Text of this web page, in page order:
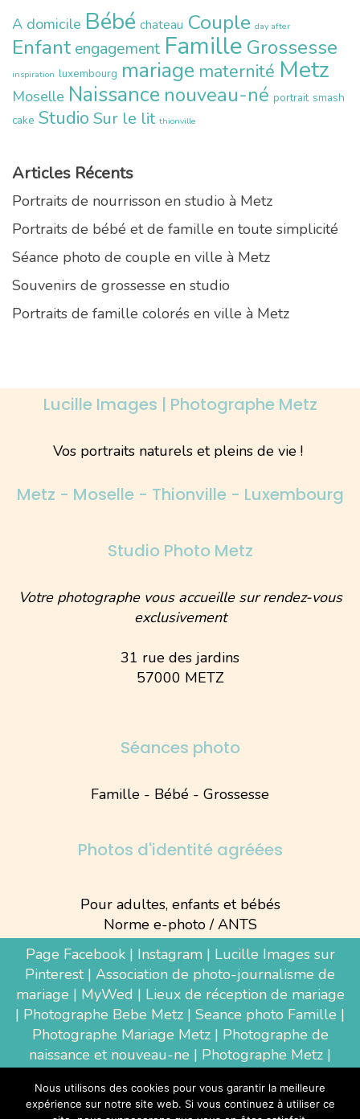
A domicile Bébé chateau Couple day after
Enfant engagement Famille Grossesse
inspiration luxembourg mariage maternité Metz
Moselle Naissance nouveau-né portrait smash
cake Studio Sur le lit thionville
Articles Récents
Portraits de nourrisson en studio à Metz
Portraits de bébé et de famille en toute simplicité
Séance photo de couple en ville à Metz
Souvenirs de grossesse en studio
Portraits de famille colorés en ville à Metz
Lucille Images | Photographe Metz
Vos portraits naturels et pleins de vie !
Metz - Moselle - Thionville - Luxembourg
Studio Photo Metz
Votre photographe vous accueille sur rendez-vous
exclusivement
31 rue des jardins
57000 METZ
Séances photo
Famille - Bébé - Grossesse
Photos d'identité agréées
Pour adultes, enfants et bébés
Norme e-photo / ANTS
Page Facebook| Instagram| Lucille Images sur
Pinterest| Association de photo-journalisme de
mariage | MyWed | Lieux de réception de mariage
| Photographe Bebe Metz | Seance photo Famille |
Photographe Mariage Metz| Photographe de
naissance et nouveau-ne | Photographe Metz |
Luxembourg|Photographe Thionville|
Photographe d'entreprise Metz
Nous utilisons des cookies pour vous garantir la meilleure
expérience sur notre site web. Si vous continuez à utiliser ce